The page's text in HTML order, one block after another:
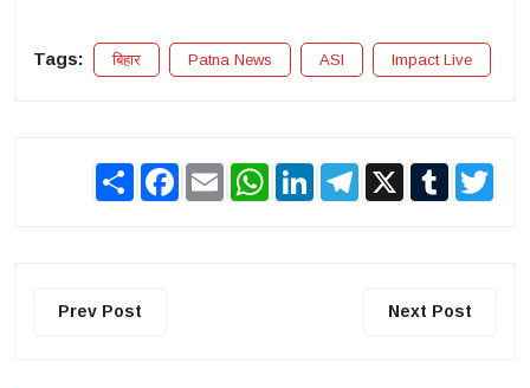
Tags: बिहार Patna News ASI Impact Live
Share Facebook
Email WhatsAppLinkedInTelegram
X Tumblr
Prev Post Next Post